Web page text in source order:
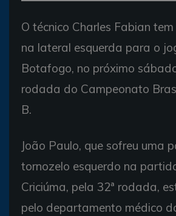
O técnico Charles Fabian
na lateral esquerda para o
Botafogo, no próximo
rodada do Campeonato
B.
João Paulo, que sofreu uma
tornozelo esquerdo na
Criciúma, pela 32ª rodada,
pelo departamento médico